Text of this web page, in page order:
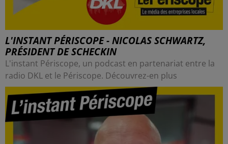
L'INSTANT PÉRISCOPE - NICOLAS SCHWARTZ,
PRÉSIDENT DE SCHECKIN
L'instant Périscope, un podcast en partenariat entre la
radio DKL et le Périscope. Découvrez-en plus